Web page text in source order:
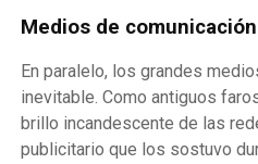
Medios de
En paralelo, los grandes
inevitable. Como antiguos
brillo incandescente de las
publicitario que los sostuvo